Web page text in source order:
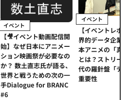
イベント
【🎥イベント動画配信開
始】なぜ日本にアニメー
ション映画祭が必要なの
か？ 数土直志氏が語る、
世界と戦うための次の一
手Dialogue for BRANC
#6
イベント
【イベントレポ
界的データ企業
本アニメの「真
とは？ストリー
代の羅針盤「デ
重要性